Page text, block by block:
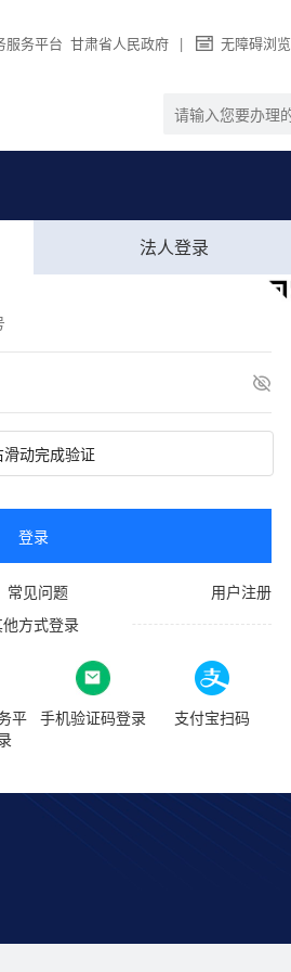
服务平台 甘肃省人民政府 | 无障碍浏览
法人登录
滑动完成验证
登录
用户注册
常见问题
方式登录
平
手机验证码登录 支付宝扫码